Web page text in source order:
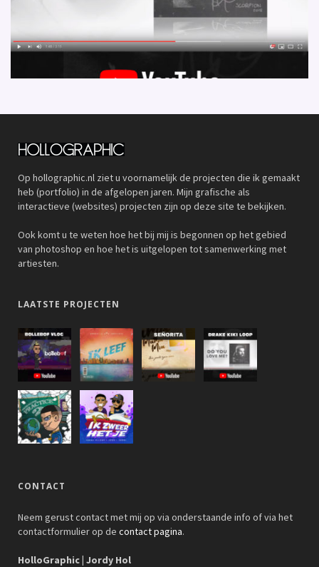
Op hollographic.nl ziet u voornamelijk de projecten die ik gemaakt
heb (portfolio) in de afgelopen jaren. Mijn grafische als
interactieve (websites) projecten zijn op deze site te bekijken.
Ook komt u te weten hoe het bij mij is begonnen op het gebied
van photoshop en hoe het is uitgelopen tot samenwerking met
artiesten.
LAATSTE PROJECTEN
CONTACT
Neem gerust contact met mij op via onderstaande info of via het
contactformulier op de contact pagina.
HolloGraphic | Jordy Hol